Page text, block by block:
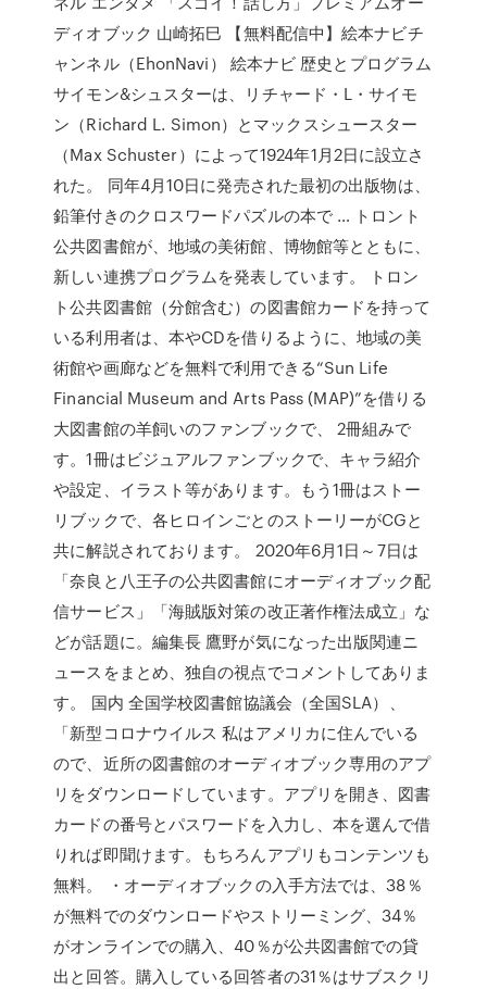
ディオブック 山崎拓巳 【無料配信中】絵本ナビチ
ャンネル（EhonNavi） 絵本ナビ 歴史とプログラム
サイモン&シュスターは、リチャード・L・サイモ
ン（Richard L. Simon）とマックスシュースター
（Max Schuster）によって1924年1月2日に設立さ
れた。 同年4月10日に発売された最初の出版物は、
鉛筆付きのクロスワードパズルの本で … トロント
公共図書館が、地域の美術館、博物館等とともに、
新しい連携プログラムを発表しています。 トロン
ト公共図書館（分館含む）の図書館カードを持って
いる利用者は、本やCDを借りるように、地域の美
術館や画廊などを無料で利用できる“Sun Life
Financial Museum and Arts Pass (MAP)”を借りる
大図書館の羊飼いのファンブックで、 2冊組みで
す。1冊はビジュアルファンブックで、キャラ紹介
や設定、イラスト等があります。もう1冊はストー
リブックで、各ヒロインごとのストーリーがCGと
共に解説されております。 2020年6月1日～7日は
「奈良と八王子の公共図書館にオーディオブック配
信サービス」「海賊版対策の改正著作権法成立」な
どが話題に。編集長 鷹野が気になった出版関連ニ
ュースをまとめ、独自の視点でコメントしてありま
す。 国内 全国学校図書館協議会（全国SLA）、
「新型コロナウイルス 私はアメリカに住んでいる
ので、近所の図書館のオーディオブック専用のアプ
リをダウンロードしています。アプリを開き、図書
カードの番号とパスワードを入力し、本を選んで借
りれば即聞けます。もちろんアプリもコンテンツも
無料。 ・オーディオブックの入手方法では、38％
が無料でのダウンロードやストリーミング、34％
がオンラインでの購入、40％が公共図書館での貸
出と回答。購入している回答者の31％はサブスクリ